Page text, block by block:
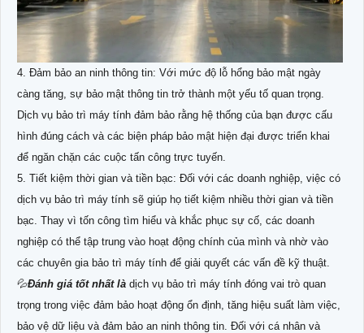
4. Đảm bảo an ninh thông tin: Với mức độ lỗ hổng bảo mật ngày
càng tăng, sự bảo mật thông tin trở thành một yếu tố quan trọng.
Dịch vụ bảo trì máy tính đảm bảo rằng hệ thống của bạn được cấu
hình đúng cách và các biện pháp bảo mật hiện đại được triển khai
để ngăn chặn các cuộc tấn công trực tuyến.
5. Tiết kiệm thời gian và tiền bạc: Đối với các doanh nghiệp, việc có
dịch vụ bảo trì máy tính sẽ giúp họ tiết kiệm nhiều thời gian và tiền
bạc. Thay vì tốn công tìm hiểu và khắc phục sự cố, các doanh
nghiệp có thể tập trung vào hoạt động chính của mình và nhờ vào
các chuyên gia bảo trì máy tính để giải quyết các vấn đề kỹ thuật.
💦Đánh giá tốt nhất là dịch vụ bảo trì máy tính đóng vai trò quan
trọng trong việc đảm bảo hoạt động ổn định, tăng hiệu suất làm việc,
bảo vệ dữ liệu và đảm bảo an ninh thông tin. Đối với cá nhân và